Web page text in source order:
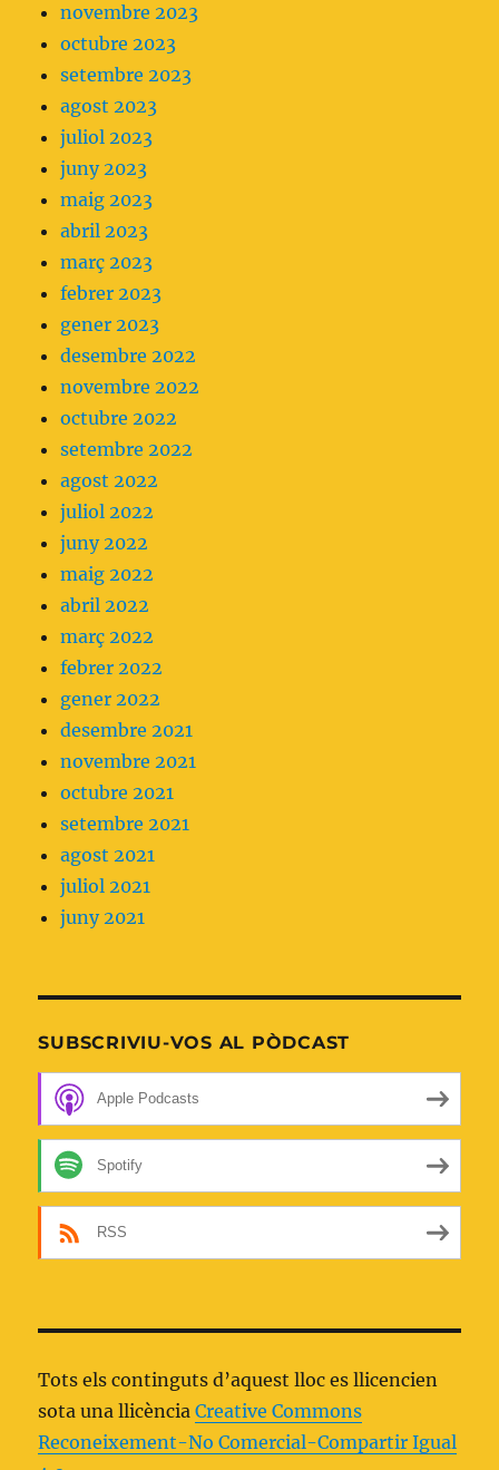
novembre 2023
octubre 2023
setembre 2023
agost 2023
juliol 2023
juny 2023
maig 2023
abril 2023
març 2023
febrer 2023
gener 2023
desembre 2022
novembre 2022
octubre 2022
setembre 2022
agost 2022
juliol 2022
juny 2022
maig 2022
abril 2022
març 2022
febrer 2022
gener 2022
desembre 2021
novembre 2021
octubre 2021
setembre 2021
agost 2021
juliol 2021
juny 2021
SUBSCRIVIU-VOS AL PÒDCAST
Apple Podcasts
Spotify
RSS
Tots els continguts d’aquest lloc es llicencien
sota una llicènciaCreative Commons
Reconeixement-No Comercial-Compartir Igual